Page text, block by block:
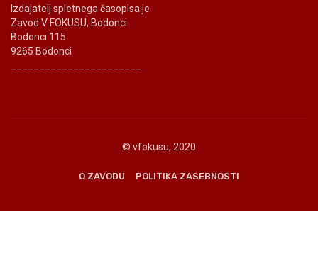
Izdajatelj spletnega časopisa je
Zavod V FOKUSU, Bodonci
Bodonci 115
9265 Bodonci
© vfokusu, 2020
O ZAVODU POLITIKA ZASEBNOSTI